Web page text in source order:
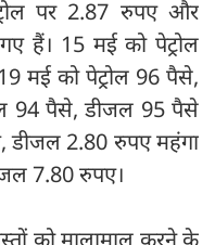
पर 2.87 रुपए और
हैं। 15 मई को पेट्रोल
मई को पेट्रोल 96 पैसे,
94 पैसे, डीजल 95 पैसे
डीजल 2.80 रुपए महंगा
7.80 रुपए।